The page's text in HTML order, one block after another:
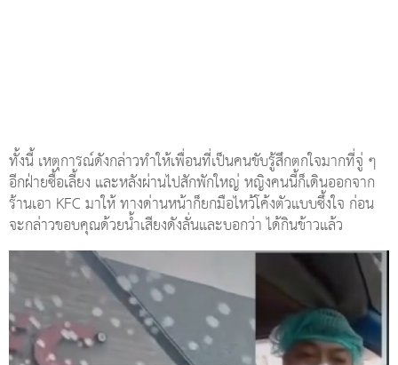
ทั้งนี้ เหตุการณ์ดังกล่าวทำให้เพื่อนที่เป็นคนขับรู้สึกตกใจมากที่จู่ ๆ
อีกฝ่ายซื้อเลี้ยง และหลังผ่านไปสักพักใหญ่ หญิงคนนี้ก็เดินออกจาก
ร้านเอา KFC มาให้ ทางด่านหน้าก็ยกมือไหว้โค้งตัวแบบซึ้งใจ ก่อน
จะกล่าวขอบคุณด้วยน้ำเสียงดังลั่นและบอกว่า ได้กินข้าวแล้ว